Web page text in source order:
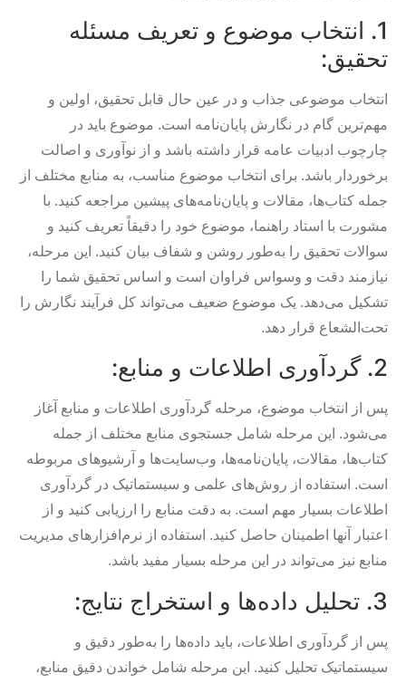
1. انتخاب موضوع و تعریف مسئله
تحقیق:
انتخاب موضوعی جذاب و در عین حال قابل تحقیق، اولین و
مهم‌ترین گام در نگارش پایان‌نامه است. موضوع باید در
چارچوب ادبیات عامه قرار داشته باشد و از نوآوری و اصالت
برخوردار باشد. برای انتخاب موضوع مناسب، به منابع مختلف از
جمله کتاب‌ها، مقالات و پایان‌نامه‌های پیشین مراجعه کنید. با
مشورت با استاد راهنما، موضوع خود را دقیقاً تعریف کنید و
سوالات تحقیق را به‌طور روشن و شفاف بیان کنید. این مرحله،
نیازمند دقت و وسواس فراوان است و اساس تحقیق شما را
تشکیل می‌دهد. یک موضوع ضعیف می‌تواند کل فرآیند نگارش را
تحت‌الشعاع قرار دهد.
2. گردآوری اطلاعات و منابع:
پس از انتخاب موضوع، مرحله گردآوری اطلاعات و منابع آغاز
می‌شود. این مرحله شامل جستجوی منابع مختلف از جمله
کتاب‌ها، مقالات، پایان‌نامه‌ها، وب‌سایت‌ها و آرشیوهای مربوطه
است. استفاده از روش‌های علمی و سیستماتیک در گردآوری
اطلاعات بسیار مهم است. به دقت منابع را ارزیابی کنید و از
اعتبار آنها اطمینان حاصل کنید. استفاده از نرم‌افزارهای مدیریت
منابع نیز می‌تواند در این مرحله بسیار مفید باشد.
3. تحلیل داده‌ها و استخراج نتایج:
پس از گردآوری اطلاعات، باید داده‌ها را به‌طور دقیق و
سیستماتیک تحلیل کنید. این مرحله شامل خواندن دقیق منابع،